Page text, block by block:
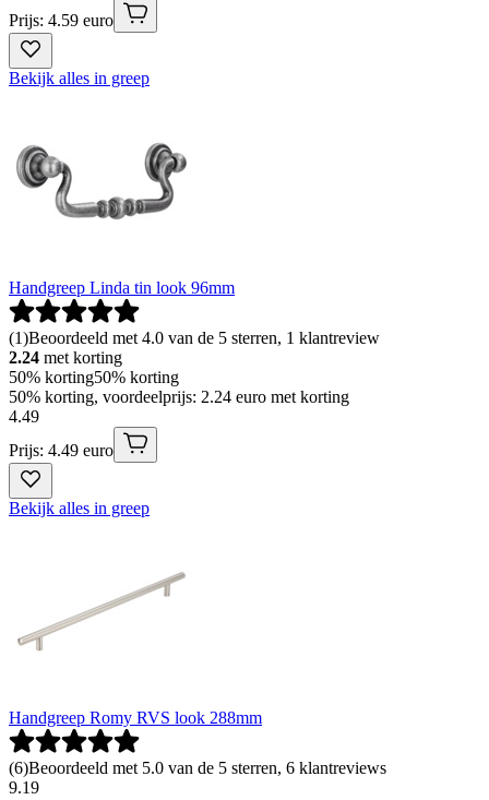
Prijs: 4.59 euro
Bekijk alles in greep
Handgreep Linda tin look 96mm
(1)Beoordeeld met 4.0 van de 5 sterren, 1 klantreview
2.24 met korting
50% korting50% korting
50% korting, voordeelprijs: 2.24 euro met korting
4.49
Prijs: 4.49 euro
Bekijk alles in greep
Handgreep Romy RVS look 288mm
(6)Beoordeeld met 5.0 van de 5 sterren, 6 klantreviews
9.19